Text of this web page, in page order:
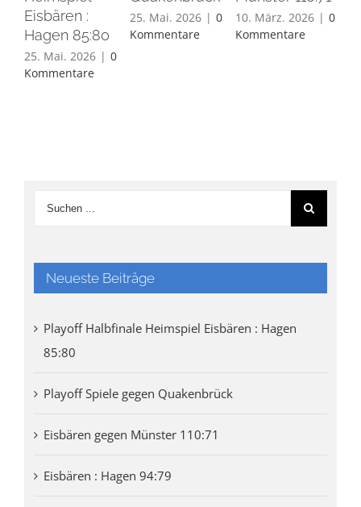
Eisbären :
Hagen 85:80
25. Mai. 2026 | 0
Kommentare
25. Mai. 2026 | 0
Kommentare
10. März. 2026 | 0
Kommentare
Neueste Beiträge
Playoff Halbfinale Heimspiel Eisbären : Hagen
85:80
Playoff Spiele gegen Quakenbrück
Eisbären gegen Münster 110:71
Eisbären : Hagen 94:79